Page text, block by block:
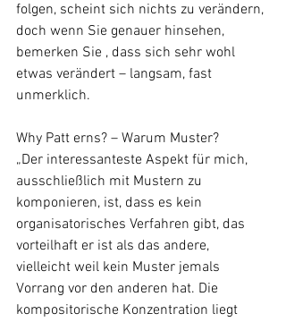
folgen, scheint sich nichts zu verändern,
doch wenn Sie genauer hinsehen,
bemerken Sie , dass sich sehr wohl
etwas verändert – langsam, fast
unmerklich.
Why Patt erns? – Warum Muster?
„Der interessanteste Aspekt für mich,
ausschließlich mit Mustern zu
komponieren, ist, dass es kein
organisatorisches Verfahren gibt, das
vorteilhaft er ist als das andere,
vielleicht weil kein Muster jemals
Vorrang vor den anderen hat. Die
kompositorische Konzentration liegt